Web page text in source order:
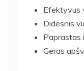
Efektyvus
Didesnis
Paprastas
Geras